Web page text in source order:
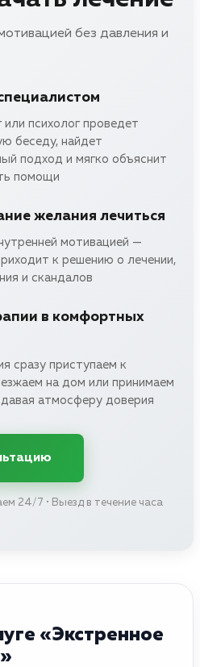
без давления и
психолог проведет
беседу, найдет
подход и мягко объяснит
помощи
желания лечиться
мотивацией —
к решению о лечении,
и скандалов
в комфортных
сразу приступаем к
на дом или принимаем
атмосферу доверия
24/7 • Выезд в течение часа
«Экстренное